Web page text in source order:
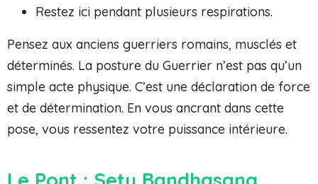
Restez ici pendant plusieurs respirations.
Pensez aux anciens guerriers romains, musclés et
déterminés. La posture du Guerrier n’est pas qu’un
simple acte physique. C’est une déclaration de force
et de détermination. En vous ancrant dans cette
pose, vous ressentez votre puissance intérieure.